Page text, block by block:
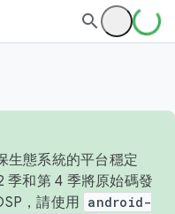
生態系統的平台穩定
季和第 4 季將原始碼發
，請使用 android-